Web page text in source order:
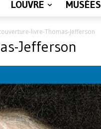
LOUVRE MUSÉES
livre-Thomas-Jefferson
Jefferson